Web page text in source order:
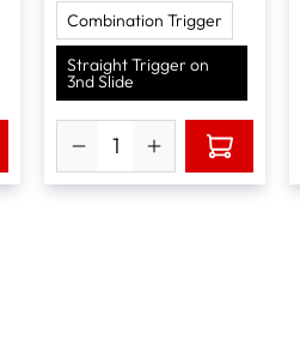
Combination Trigger
Straight Trigger on
3nd Slide